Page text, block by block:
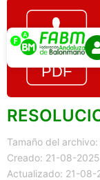
Tamaño del
Creado: 21-08-2025
Actualizado: 21-08-